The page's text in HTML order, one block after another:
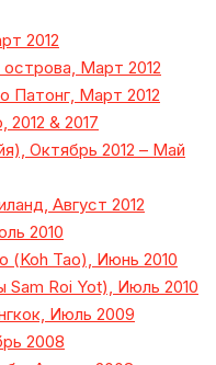
2012
Март 2012
Патонг, Март 2012
2012 & 2017
Октябрь 2012 – Май
Август 2012
2010
(Koh Tao), Июнь 2010
Roi Yot), Июль 2010
Июль 2009
2008